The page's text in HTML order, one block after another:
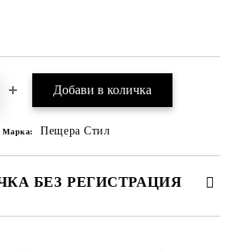
Марка: Пещера Стил
БЕЗ РЕГИСТРАЦИЯ